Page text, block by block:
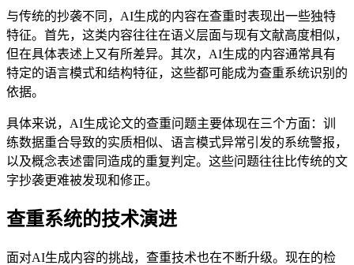
与传统的抄袭不同，AI生成的内容在查重时表现出一些独特
特征。首先，这类内容往往在语义层面与现有文献高度相似，
但在具体表述上又有所差异。其次，AI生成的内容通常具有
特定的语言模式和结构特征，这些都可能成为查重系统识别的
依据。
具体来说，AI生成论文的查重问题主要体现在三个方面：训
练数据重合导致的实质相似、语言模式异常引发的系统警报，
以及概念表述雷同造成的重复判定。这些问题往往比传统的文
字抄袭更难被发现和修正。
查重系统的技术演进
面对AI生成内容的挑战，查重技术也在不断升级。现在的检